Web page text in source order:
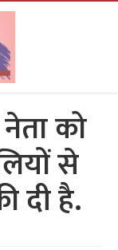
को
से
दी है.